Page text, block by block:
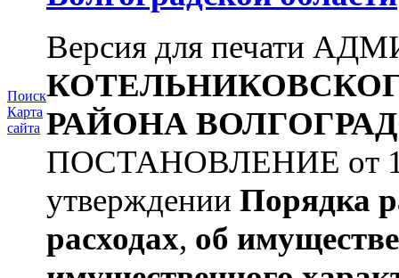
Поиск
Карта
сайта
Версия для печати
РАЙОНА
ПОСТАНОВЛЕНИЕ от
утверждении Порядка
расходах, об